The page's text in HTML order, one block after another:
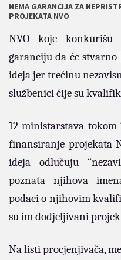
NEMA GARANCIJA ZA
PROJEKATA NVO
NVO koje
garanciju da će stvarno
ideja jer trećinu
službenici čije su
12 ministarstava tokom
finansiranje projekata
ideja odlučuju
poznata njihova
podaci o njihovim
su im dodjeljivani
Na listi procjenjivača,